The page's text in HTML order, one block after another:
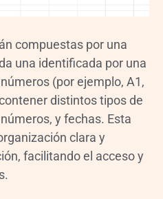
compuestas por una
una identificada por una
(por ejemplo, A1,
distintos tipos de
y fechas. Esta
clara y
facilitando el acceso y